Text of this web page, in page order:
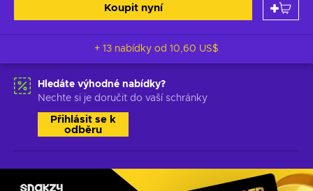
Koupit nyní
+ 13 nabídky od 10,60 US$
Hledáte výhodné nabídky?
Nechte si je doručit do vaší schránky
Přihlásit se k
odběru